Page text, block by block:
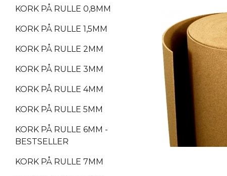
KORK PÅ RULLE 0,8MM
KORK PÅ RULLE 1,5MM
KORK PÅ RULLE 2MM
KORK PÅ RULLE 3MM
KORK PÅ RULLE 4MM
KORK PÅ RULLE 5MM
KORK PÅ RULLE 6MM -
BESTSELLER
KORK PÅ RULLE 7MM